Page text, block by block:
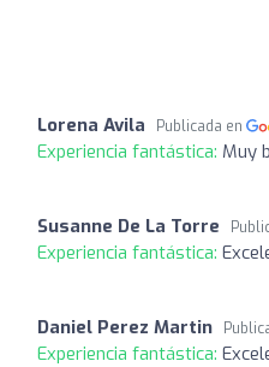
Lorena Avila Publicada en
Experiencia fantástica: Muy
Susanne De La Torre
Experiencia fantástica:
Daniel Perez Martin
Experiencia fantástica: